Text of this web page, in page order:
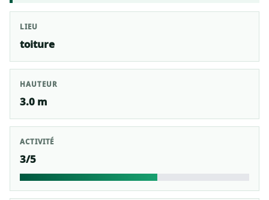
LIEU
toiture
HAUTEUR
3.0 m
ACTIVITÉ
3/5